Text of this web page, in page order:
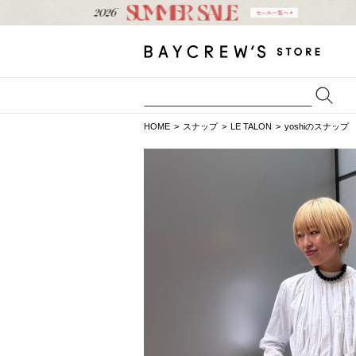
HOME スナップ LE TALON yoshiのスナップ